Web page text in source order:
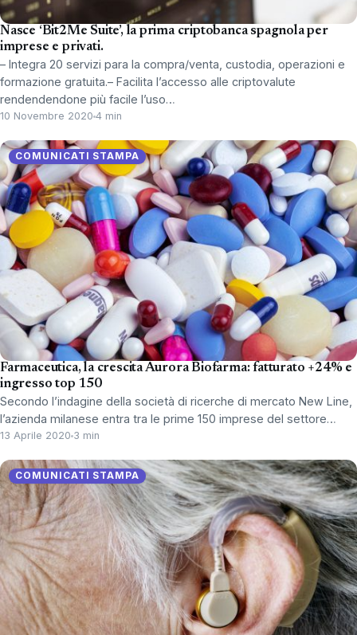
Nasce ‘Bit2Me Suite’, la prima criptobanca spagnola per
imprese e privati.
– Integra 20 servizi para la compra/venta, custodia, operazioni e
formazione gratuita.– Facilita l’accesso alle criptovalute
rendendendone più facile l’uso…
10 Novembre 2020 4 min
COMUNICATI STAMPA
Farmaceutica, la crescita Aurora Biofarma: fatturato +24% e
ingresso top 150
Secondo l’indagine della società di ricerche di mercato New Line,
l’azienda milanese entra tra le prime 150 imprese del settore…
13 Aprile 2020 3 min
COMUNICATI STAMPA